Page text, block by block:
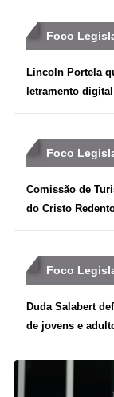
Foco
Lincoln Portela
letramento
Foco
Comissão de
do Cristo
Foco
Duda Salabert
de jovens e